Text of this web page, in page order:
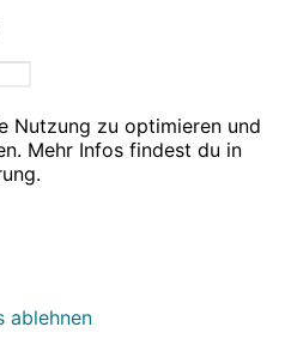
Nutzung zu optimieren und
Mehr Infos findest du in
ablehnen